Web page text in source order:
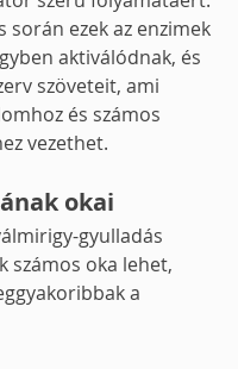
során ezek az enzimek
aktiválódnak, és
szöveteit, ami
és számos
vezethet.
okai
gyulladás
számos oka lehet,
a